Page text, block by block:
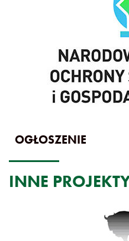
OGŁOSZENIE
INNE